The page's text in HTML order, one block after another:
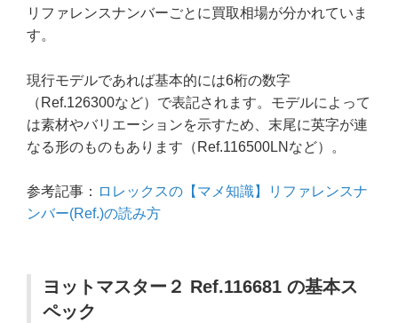
リファレンスナンバーごとに買取相場が分かれていま
す。
現行モデルであれば基本的には6桁の数字
（Ref.126300など）で表記されます。モデルによって
は素材やバリエーションを示すため、末尾に英字が連
なる形のものもあります（Ref.116500LNなど）。
参考記事： ロレックスの【マメ知識】リファレンスナ
ンバー(Ref.)の読み方
ヨットマスター２ Ref.116681 の基本ス
ペック